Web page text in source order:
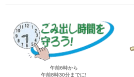
午前6時から
午前8時30分までに!